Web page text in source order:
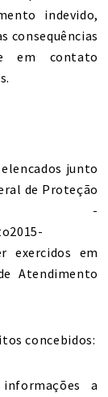
indevido,
consequências
em contato
junto
de Proteção
-
exercidos em
Atendimento
concebidos:
a